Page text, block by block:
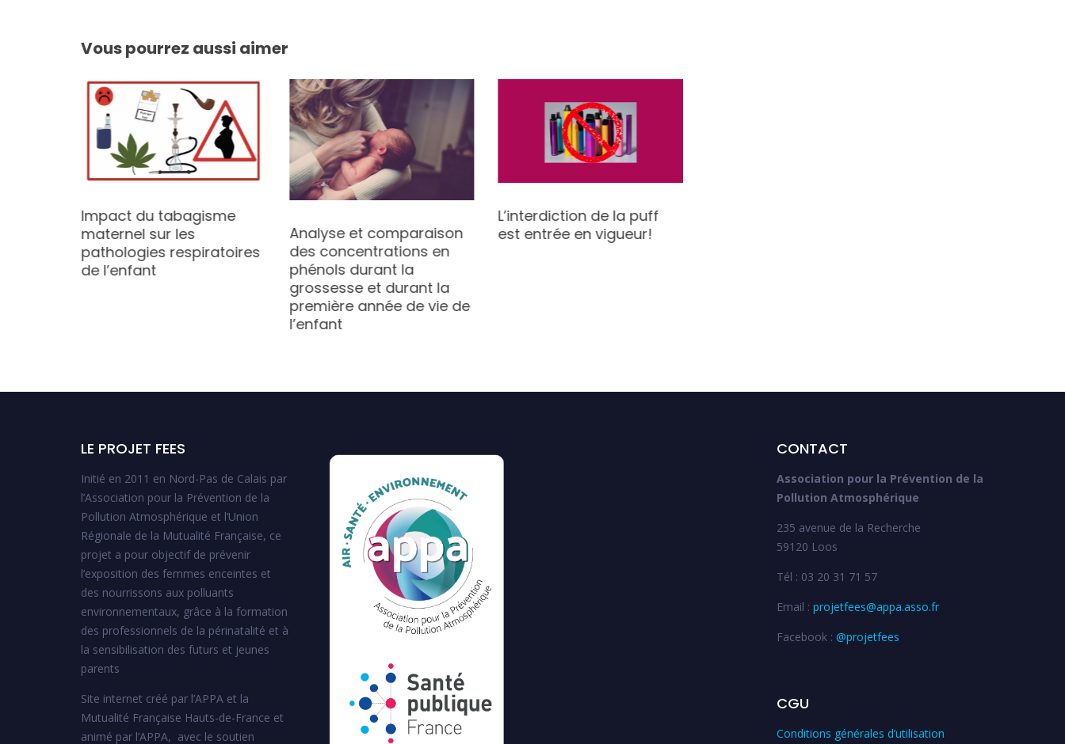
Vous pourrez aussi aimer
Impact du tabagisme
maternel sur les
pathologies respiratoires
de l’enfant
Analyse et comparaison
des concentrations en
phénols durant la
grossesse et durant la
première année de vie de
l’enfant
L’interdiction de la puff
est entrée en vigueur!
LE PROJET FEES
Initié en 2011 en Nord-Pas de Calais par
l’Association pour la Prévention de la
Pollution Atmosphérique et l’Union
Régionale de la Mutualité Française, ce
projet a pour objectif de prévenir
l’exposition des femmes enceintes et
des nourrissons aux polluants
environnementaux, grâce à la formation
des professionnels de la périnatalité et à
la sensibilisation des futurs et jeunes
parents
Site internet créé par l’APPA et la
Mutualité Française Hauts-de-France et
animé par l’APPA, avec le soutien
CONTACT
Association pour la Prévention de la
Pollution Atmosphérique
235 avenue de la Recherche
59120 Loos
Tél : 03 20 31 71 57
Email : projetfees@appa.asso.fr
Facebook : @projetfees
CGU
Conditions générales d’utilisation